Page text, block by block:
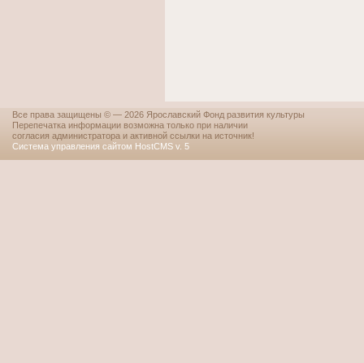
Все права защищены © — 2026 Ярославский Фонд развития культуры
Перепечатка информации возможна только при наличии
согласия администратора и активной ссылки на источник!
Система управления сайтом HostCMS v. 5